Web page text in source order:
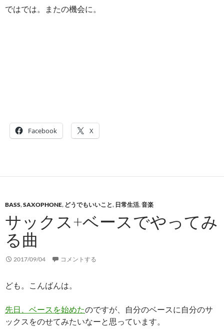
ではでは。またの機会に。
Facebook X
BASS,SAXOPHONE, どうでもいいこと, 日常生活,音楽
サックス+ベースでやってみ
る曲
2017/09/04 コメントする
ども。こんばんは。
先日、ベースを始めたのですが、自分のベースに自分のサ
ックスをのせてみたいなーと思っています。